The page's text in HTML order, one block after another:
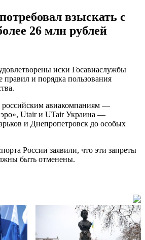
взыскать с
26 млн рублей
иски Госавиаслужбы
и порядка пользования
российским авиакомпаниям —
Utair и UTair Украина —
и Днепропетровск до особых
России заявили, что эти запреты
быть отменены.